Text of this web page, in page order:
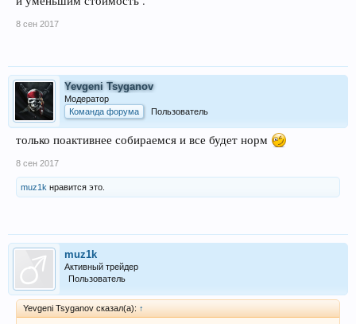
8 сен 2017
Yevgeni Tsyganov
Модератор
Команда форума
Пользователь
только поактивнее собираемся и все будет норм
8 сен 2017
muz1k нравится это.
muz1k
Активный трейдер
Пользователь
Yevgeni Tsyganov сказал(а): ↑